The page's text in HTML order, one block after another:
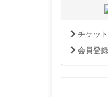
チケッ
会員登録